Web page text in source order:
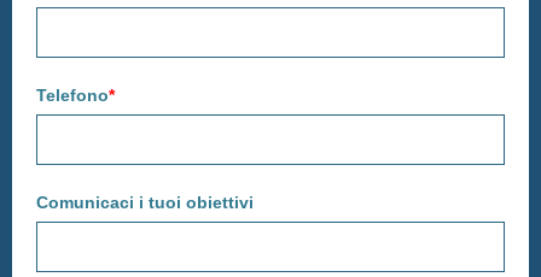
Telefono*
Comunicaci i tuoi obiettivi